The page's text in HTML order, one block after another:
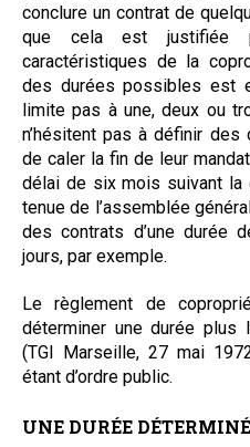
conclure un contrat de
que cela est justifiée
caractéristiques de la
des durées possibles est
limite pas à une, deux ou
n’hésitent pas à définir
de caler la fin de leur
délai de six mois suivant
tenue de l’assemblée
des contrats d’une durée
jours, par exemple.
Le règlement de
déterminer une durée plus
(TGI Marseille, 27 mai
étant d’ordre public.
UNE DURÉE